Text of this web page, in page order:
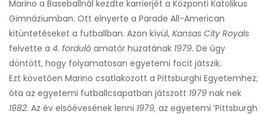
Marino a Baseballnál kezdte karrierjét a Központi Katolikus
Gimnáziumban. Ott elnyerte a Parade All-American
kitüntetéseket a futballban. Azon kívül, Kansas City Royals
felvette a 4. forduló amatőr huzatának 1979. De úgy
döntött, hogy folyamatosan egyetemi focit játszik.
Ezt követően Marino csatlakozott a Pittsburghi Egyetemhez;
óta az egyetemi futballcsapatban játszott 1979 nak nek
1982. Az év elsőévesének lenni 1979, az egyetemi ’Pittsburgh